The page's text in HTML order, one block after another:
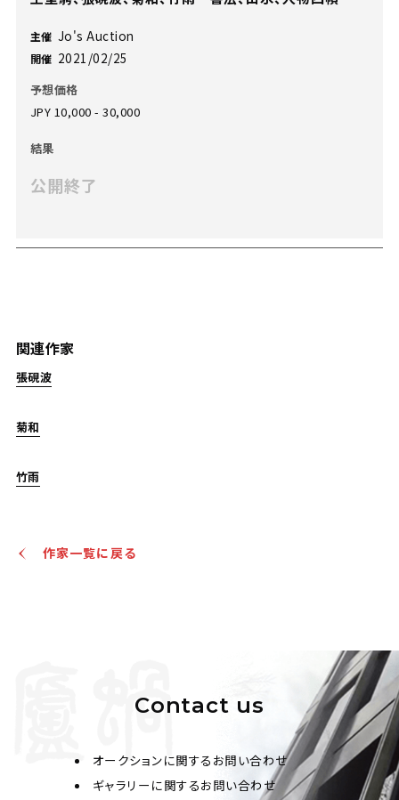
関連作家
張硯波
菊和
竹雨
主催 Jo's Auction
開催 2021/02/25
予想価格
JPY 10,000 - 30,000
結果
公開終了
作家一覧に戻る
Contact us
オークションに関するお問い合わせ
ギャラリーに関するお問い合わせ